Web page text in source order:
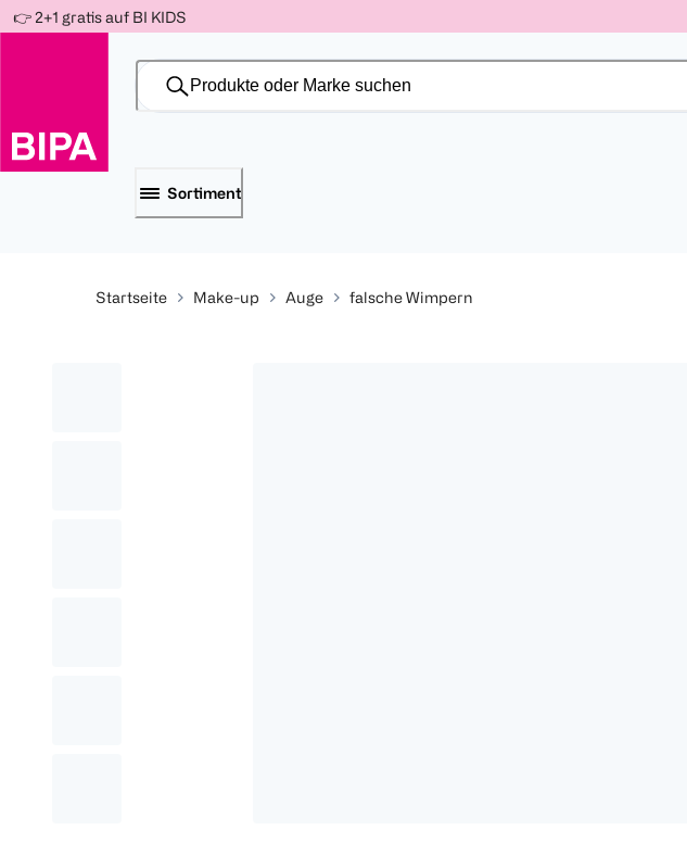
-10%
Für
150 Ös
-15%
Für
300 Ös
-20%
Für
500 Ös
Weiter
zum
👉 2+1 gratis auf BI KIDS
Sortiment
Startseite Make-up Auge falsche Wimpern